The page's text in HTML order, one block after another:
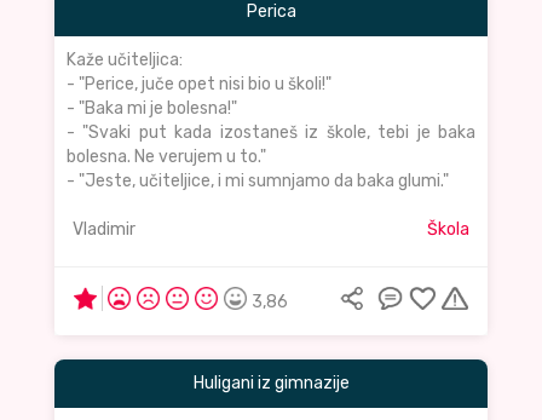
Perica
Kaže učiteljica:
- "Perice, juče opet nisi bio u školi!"
- "Baka mi je bolesna!"
- "Svaki put kada izostaneš iz škole, tebi je baka
bolesna. Ne verujem u to."
- "Jeste, učiteljice, i mi sumnjamo da baka glumi."
Vladimir Škola
3,86
Huligani iz gimnazije